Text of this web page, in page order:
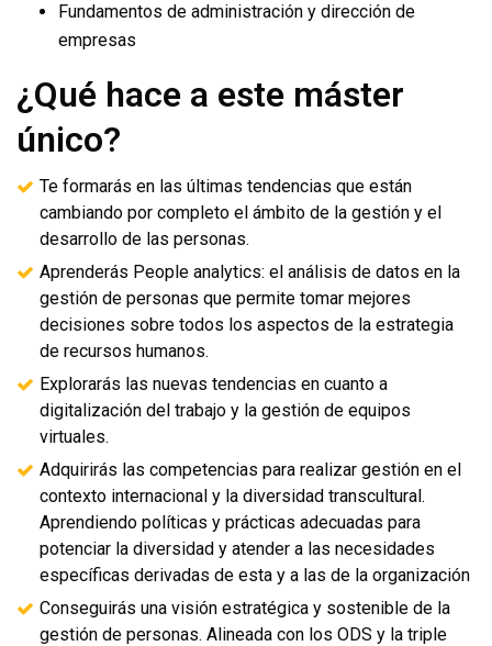
Fundamentos de administración y dirección de
empresas
¿Qué hace a este máster
único?
Te formarás en las últimas tendencias que están
cambiando por completo el ámbito de la gestión y el
desarrollo de las personas.
Aprenderás People analytics: el análisis de datos en la
gestión de personas que permite tomar mejores
decisiones sobre todos los aspectos de la estrategia
de recursos humanos.
Explorarás las nuevas tendencias en cuanto a
digitalización del trabajo y la gestión de equipos
virtuales.
Adquirirás las competencias para realizar gestión en el
contexto internacional y la diversidad transcultural.
Aprendiendo políticas y prácticas adecuadas para
potenciar la diversidad y atender a las necesidades
específicas derivadas de esta y a las de la organización
Conseguirás una visión estratégica y sostenible de la
gestión de personas. Alineada con los ODS y la triple